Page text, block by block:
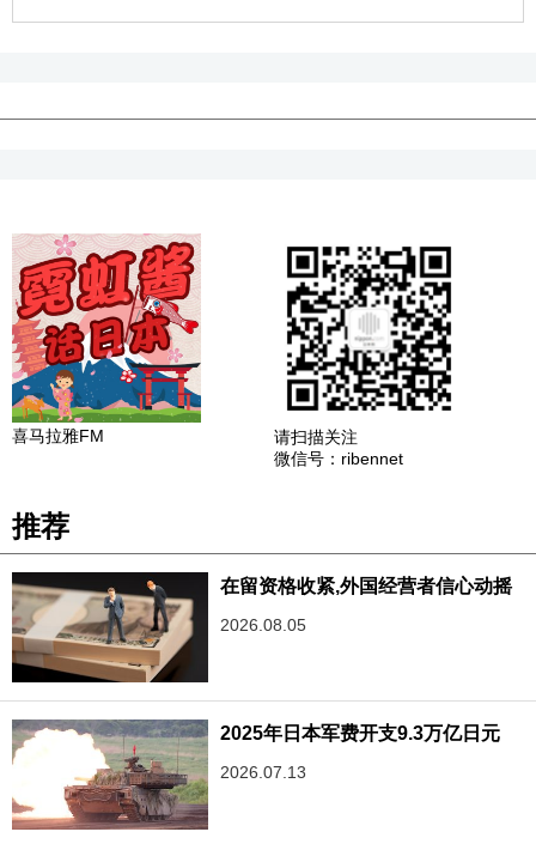
喜马拉雅FM
请扫描关注
微信号：ribennet
推荐
在留资格收紧,外国经营者信心动摇
2026.08.05
2025年日本军费开支9.3万亿日元
2026.07.13